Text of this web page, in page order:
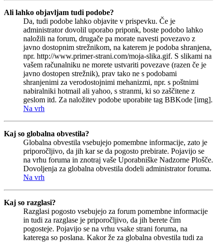
Ali lahko objavljam tudi podobe?
Da, tudi podobe lahko objavite v prispevku. Če je
administrator dovolil uporabo priponk, boste podobo lahko
naložili na forum, drugače pa morate navesti povezavo z
javno dostopnim strežnikom, na katerem je podoba shranjena,
npr. http://www.primer-strani.com/moja-slika.gif. S slikami na
vašem računalniku ne morete ustvariti povezave (razen če je
javno dostopen strežnik), prav tako ne s podobami
shranjenimi za verodostojnimi mehanizmi, npr. s poštnimi
nabiralniki hotmail ali yahoo, s stranmi, ki so zaščitene z
geslom itd. Za naložitev podobe uporabite tag BBKode [img].
Na vrh
Kaj so globalna obvestila?
Globalna obvestila vsebujejo pomembne informacije, zato je
priporočljivo, da jih kar se da pogosto prebirate. Pojavijo se
na vrhu foruma in znotraj vaše Uporabniške Nadzorne Plošče.
Dovoljenja za globalna obvestila dodeli administrator foruma.
Na vrh
Kaj so razglasi?
Razglasi pogosto vsebujejo za forum pomembne informacije
in tudi za razglase je priporočljivo, da jih berete čim
pogosteje. Pojavijo se na vrhu vsake strani foruma, na
katerega so poslana. Kakor že za globalna obvestila tudi za